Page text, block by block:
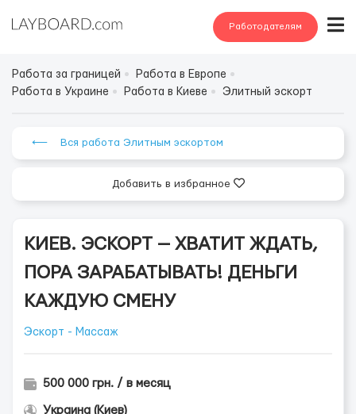
Работодателям
Работа за границей
Работа в Европе
Работа в Украине
Работа в Киеве Элитный эскорт
⟵ Вся работа Элитным эскортом
Добавить в избранное
КИЕВ. ЭСКОРТ — ХВАТИТ ЖДАТЬ,
ПОРА ЗАРАБАТЫВАТЬ! ДЕНЬГИ
КАЖДУЮ СМЕНУ
Эскорт - Массаж
500 000 грн. / в месяц
Украина (Киев)